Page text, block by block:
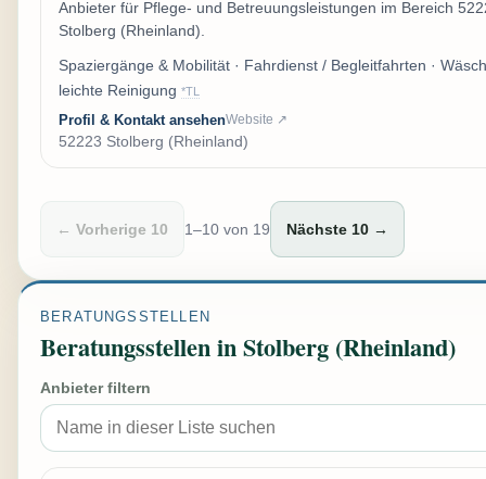
Anbieter für Pflege- und Betreuungsleistungen im Bereich
Stolberg (Rheinland).
Spaziergänge & Mobilität · Fahrdienst / Begleitfahrten ·
leichte Reinigung *TL
Profil & Kontakt ansehenWebsite ↗
52223 Stolberg (Rheinland)
← Vorherige 10 1–10 von 19 Nächste 10 →
BERATUNGSSTELLEN
Beratungsstellen in Stolberg (Rheinland)
Anbieter filtern